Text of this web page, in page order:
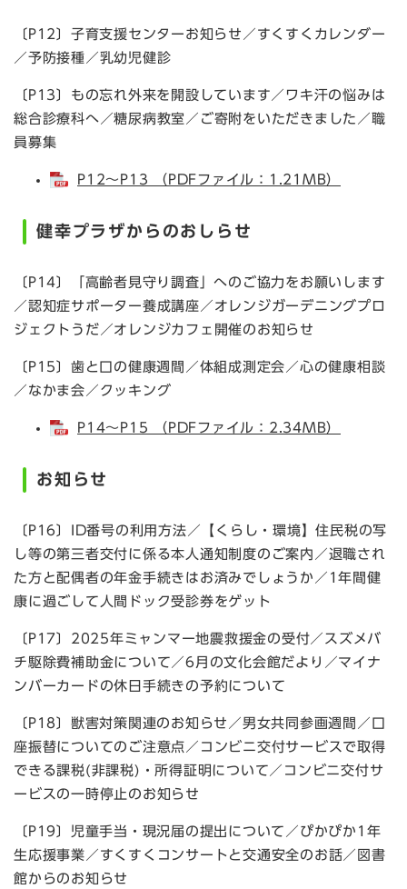
〔P12〕子育支援センターお知らせ／すくすくカレンダー
／予防接種／乳幼児健診
〔P13〕もの忘れ外来を開設しています／ワキ汗の悩みは
総合診療科へ／糖尿病教室／ご寄附をいただきました／職
員募集
P12～P13 （PDFファイル：1.21MB）
健幸プラザからのおしらせ
〔P14〕「高齢者見守り調査」へのご協力をお願いします
／認知症サポーター養成講座／オレンジガーデニングプロ
ジェクトうだ／オレンジカフェ開催のお知らせ
〔P15〕歯と口の健康週間／体組成測定会／心の健康相談
／なかま会／クッキング
P14～P15 （PDFファイル：2.34MB）
お知らせ
〔P16〕ID番号の利用方法／【くらし・環境】住民税の写
し等の第三者交付に係る本人通知制度のご案内／退職され
た方と配偶者の年金手続きはお済みでしょうか／1年間健
康に過ごして人間ドック受診券をゲット
〔P17〕2025年ミャンマー地震救援金の受付／スズメバ
チ駆除費補助金について／6月の文化会館だより／マイナ
ンバーカードの休日手続きの予約について
〔P18〕獣害対策関連のお知らせ／男女共同参画週間／口
座振替についてのご注意点／コンビニ交付サービスで取得
できる課税(非課税)・所得証明について／コンビニ交付サ
ービスの一時停止のお知らせ
〔P19〕児童手当・現況届の提出について／ぴかぴか1年
生応援事業／すくすくコンサートと交通安全のお話／図書
館からのお知らせ